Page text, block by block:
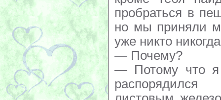
пробраться в
но мы приняли
уже никто
— Почему?
— Потому что я